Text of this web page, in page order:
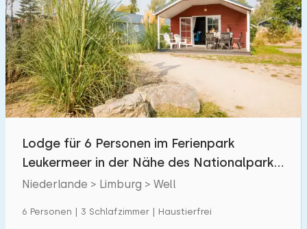
Lodge für 6 Personen im Ferienpark
Leukermeer in der Nähe des Nationalparks
Maasduinen
Niederlande > Limburg > Well
6 Personen | 3 Schlafzimmer | Haustierfrei